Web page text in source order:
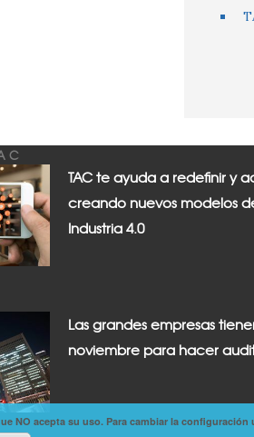
TAC te ayuda a redefinir y
creando nuevos modelos
Industria 4.0
Las grandes empresas
noviembre para hacer
NO acepta su uso. Para cambiar la